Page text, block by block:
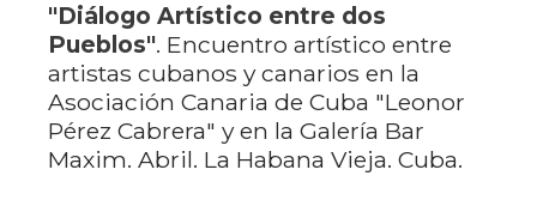
"Diálogo Artístico entre dos
Pueblos". Encuentro artístico entre
artistas cubanos y canarios en la
Asociación Canaria de Cuba "Leonor
Pérez Cabrera" y en la Galería Bar
Maxim. Abril. La Habana Vieja. Cuba.